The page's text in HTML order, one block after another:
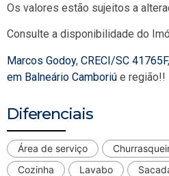
Os valores estão sujeitos a
Consulte a disponibilidade do
Marcos Godoy, CRECI/SC 41765F
em Balneário Camboriú e região!!
Diferenciais
Área de serviço
Cozinha
Lavabo